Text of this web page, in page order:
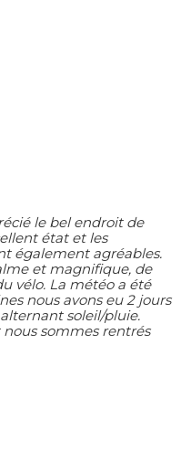
le bel endroit de
état et les
également agréables.
et magnifique, de
vélo. La météo a été
nous avons eu 2 jours
soleil/pluie.
sommes rentrés